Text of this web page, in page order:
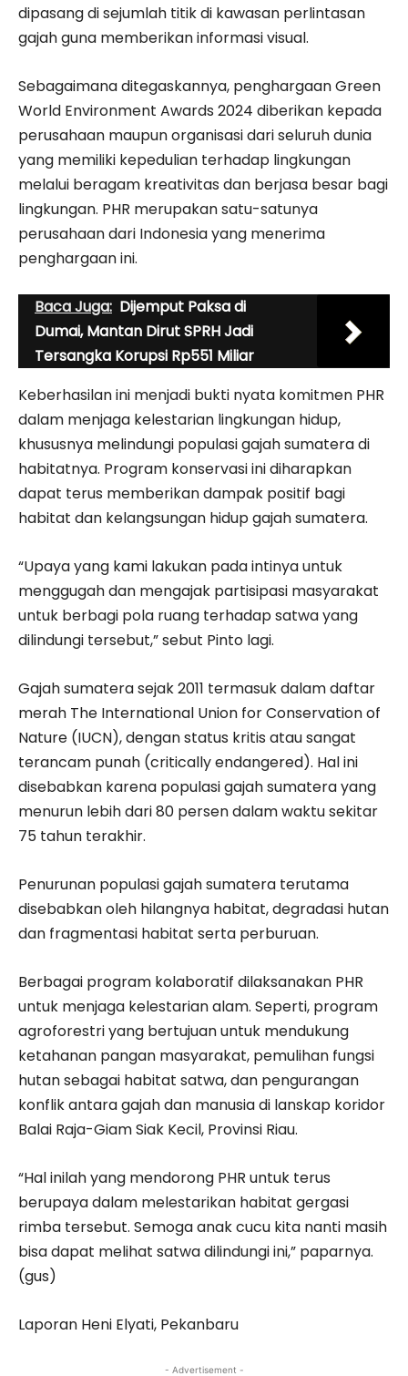
dipasang di sejumlah titik di kawasan perlintasan
gajah guna memberikan informasi visual.
Sebagaimana ditegaskannya, penghargaan Green
World Environment Awards 2024 diberikan kepada
perusahaan maupun organisasi dari seluruh dunia
yang memiliki kepedulian terhadap lingkungan
melalui beragam kreativitas dan berjasa besar bagi
lingkungan. PHR merupakan satu-satunya
perusahaan dari Indonesia yang menerima
penghargaan ini.
Baca Juga: Dijemput Paksa di
Dumai, Mantan Dirut SPRH Jadi
Tersangka Korupsi Rp551 Miliar
Keberhasilan ini menjadi bukti nyata komitmen PHR
dalam menjaga kelestarian lingkungan hidup,
khususnya melindungi populasi gajah sumatera di
habitatnya. Program konservasi ini diharapkan
dapat terus memberikan dampak positif bagi
habitat dan kelangsungan hidup gajah sumatera.
“Upaya yang kami lakukan pada intinya untuk
menggugah dan mengajak partisipasi masyarakat
untuk berbagi pola ruang terhadap satwa yang
dilindungi tersebut,” sebut Pinto lagi.
Gajah sumatera sejak 2011 termasuk dalam daftar
merah The International Union for Conservation of
Nature (IUCN), dengan status kritis atau sangat
terancam punah (critically endangered). Hal ini
disebabkan karena populasi gajah sumatera yang
menurun lebih dari 80 persen dalam waktu sekitar
75 tahun terakhir.
Penurunan populasi gajah sumatera terutama
disebabkan oleh hilangnya habitat, degradasi hutan
dan fragmentasi habitat serta perburuan.
Berbagai program kolaboratif dilaksanakan PHR
untuk menjaga kelestarian alam. Seperti, program
agroforestri yang bertujuan untuk mendukung
ketahanan pangan masyarakat, pemulihan fungsi
hutan sebagai habitat satwa, dan pengurangan
konflik antara gajah dan manusia di lanskap koridor
Balai Raja-Giam Siak Kecil, Provinsi Riau.
“Hal inilah yang mendorong PHR untuk terus
berupaya dalam melestarikan habitat gergasi
rimba tersebut. Semoga anak cucu kita nanti masih
bisa dapat melihat satwa dilindungi ini,” paparnya.
(gus)
Laporan Heni Elyati, Pekanbaru
- Advertisement -